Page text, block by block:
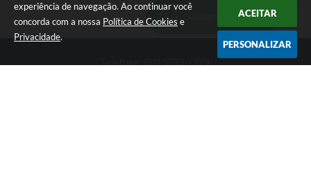
experiência de navegação. Ao continuar você
concorda com a nossa Política de Cookies e
Privacidade.
ACEITAR
PERSONALIZAR
Ouvidoria Municipal